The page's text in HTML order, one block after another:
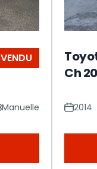
VENDU
Manuelle
Ch
2014